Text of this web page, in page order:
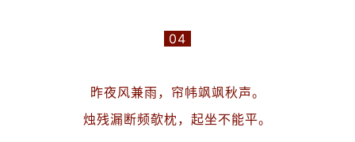
04
昨夜风兼雨，帘帏飒飒秋声。
烛残漏断频欹枕，起坐不能平。